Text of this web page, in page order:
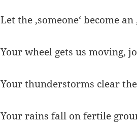
Let the ‚someone‘ become an
Your wheel gets us moving,
Your thunderstorms clear
Your rains fall on fertile